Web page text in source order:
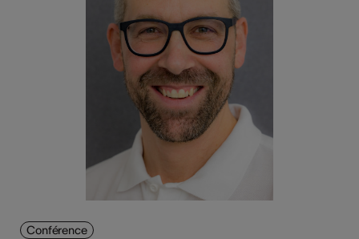
Conférence